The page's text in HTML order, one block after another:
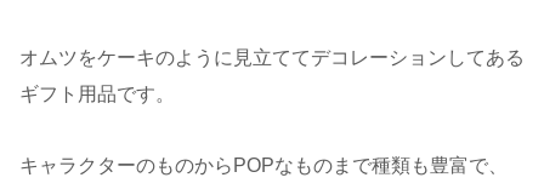
オムツをケーキのように見立ててデコレーションしてある
ギフト用品です。
キャラクターのものからPOPなものまで種類も豊富で、